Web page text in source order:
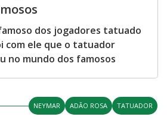
dos jogadores tatuado
com ele que o tatuador
no mundo dos famosos
NEYMAR ADÃO ROSA TATUADOR